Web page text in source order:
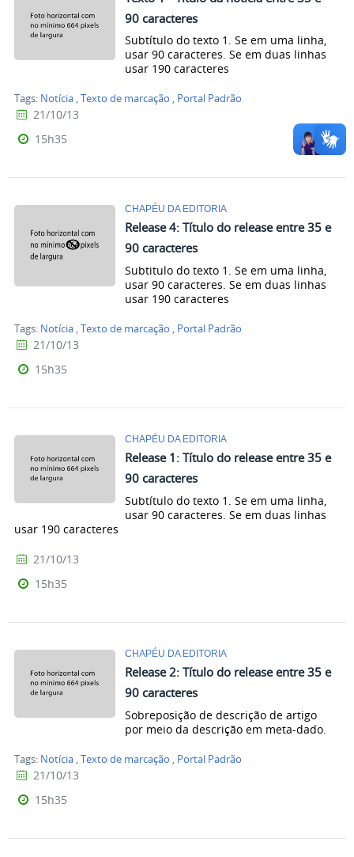
90 caracteres
Subtítulo do texto 1. Se em uma linha,
usar 90 caracteres. Se em duas linhas
usar 190 caracteres
Tags: Notícia ,Texto de marcação , Portal Padrão
21/10/13
15h35
CHAPÉU DA EDITORIA
Release 4: Título do release entre 35 e
90 caracteres
Subtitulo do texto 1. Se em uma linha,
usar 90 caracteres. Se em duas linhas
usar 190 caracteres
Tags: Notícia ,Texto de marcação , Portal Padrão
21/10/13
15h35
CHAPÉU DA EDITORIA
Release 1: Título do release entre 35 e
90 caracteres
Subtítulo do texto 1. Se em uma linha,
usar 90 caracteres. Se em duas linhas
usar 190 caracteres
21/10/13
15h35
CHAPÉU DA EDITORIA
Release 2: Título do release entre 35 e
90 caracteres
Sobreposição de descrição de artigo
por meio da descrição em meta-dado.
Tags: Notícia ,Texto de marcação , Portal Padrão
21/10/13
15h35